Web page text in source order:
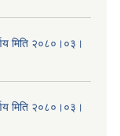
मिति २०८०।०३।
मिति २०८०।०३।